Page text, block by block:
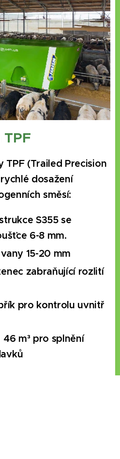
TPF (Trailed Precision
dosažení
směsí:
S355 se
6-8 mm.
15-20 mm
zabraňující rozlití
pro kontrolu uvnitř
m³ pro splnění